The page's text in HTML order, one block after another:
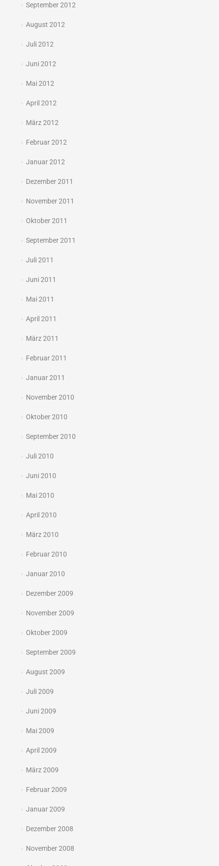
September 2012
August 2012
Juli 2012
Juni 2012
Mai 2012
April 2012
März 2012
Februar 2012
Januar 2012
Dezember 2011
November 2011
Oktober 2011
September 2011
Juli 2011
Juni 2011
Mai 2011
April 2011
März 2011
Februar 2011
Januar 2011
November 2010
Oktober 2010
September 2010
Juli 2010
Juni 2010
Mai 2010
April 2010
März 2010
Februar 2010
Januar 2010
Dezember 2009
November 2009
Oktober 2009
September 2009
August 2009
Juli 2009
Juni 2009
Mai 2009
April 2009
März 2009
Februar 2009
Januar 2009
Dezember 2008
November 2008